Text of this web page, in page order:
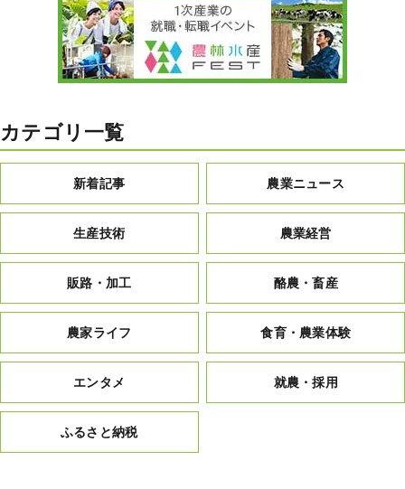
カテゴリ一覧
新着記事 農業ニュース
生産技術 農業経営
販路・加工 酪農・畜産
農家ライフ 食育・農業体験
エンタメ 就農・採用
ふるさと納税